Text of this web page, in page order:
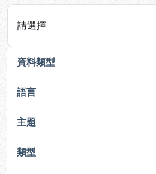
請選擇
資料類型
語言
主題
類型